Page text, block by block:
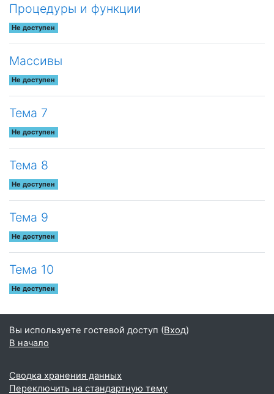
Процедуры и функции
Не доступен
Массивы
Не доступен
Тема 7
Не доступен
Тема 8
Не доступен
Тема 9
Не доступен
Тема 10
Не доступен
Вы используете гостевой доступ (Вход)
В начало
Сводка хранения данных
Переключить на стандартную тему